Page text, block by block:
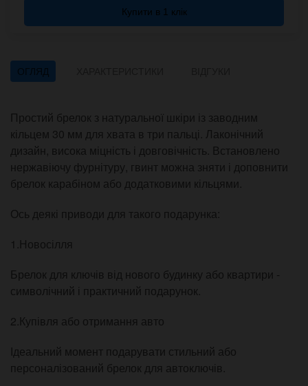
Купити в 1 клік
ОГЛЯД
Простий брелок з натуральної шкіри із заводним
кільцем 30 мм для хвата в три пальці. Лаконічний
дизайн, висока міцність і довговічність. Встановлено
нержавіючу фурнітуру, гвинт можна зняти і доповнити
брелок карабіном або додатковими кільцями.
Ось деякі приводи для такого подарунка:
1.Новосілля
Брелок для ключів від нового будинку або квартири -
символічний і практичний подарунок.
2.Купівля або отримання авто
Ідеальний момент подарувати стильний або
персоналізований брелок для автоключів.